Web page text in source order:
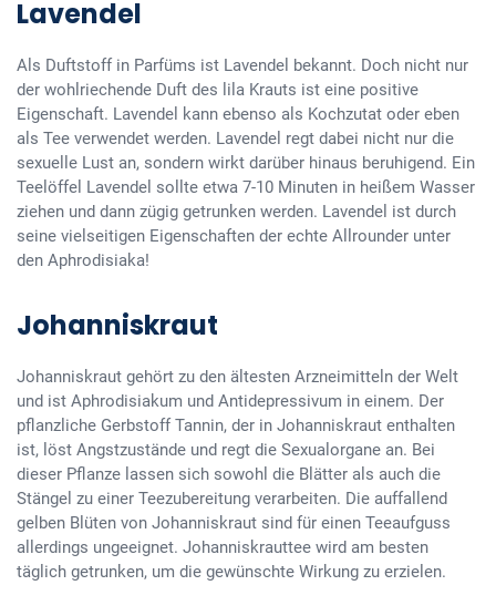
Lavendel
Als Duftstoff in Parfüms ist Lavendel bekannt. Doch nicht nur
der wohlriechende Duft des lila Krauts ist eine positive
Eigenschaft. Lavendel kann ebenso als Kochzutat oder eben
als Tee verwendet werden. Lavendel regt dabei nicht nur die
sexuelle Lust an, sondern wirkt darüber hinaus beruhigend. Ein
Teelöffel Lavendel sollte etwa 7-10 Minuten in heißem Wasser
ziehen und dann zügig getrunken werden. Lavendel ist durch
seine vielseitigen Eigenschaften der echte Allrounder unter
den Aphrodisiaka!
Johanniskraut
Johanniskraut gehört zu den ältesten Arzneimitteln der Welt
und ist Aphrodisiakum und Antidepressivum in einem. Der
pflanzliche Gerbstoff Tannin, der in Johanniskraut enthalten
ist, löst Angstzustände und regt die Sexualorgane an. Bei
dieser Pflanze lassen sich sowohl die Blätter als auch die
Stängel zu einer Teezubereitung verarbeiten. Die auffallend
gelben Blüten von Johanniskraut sind für einen Teeaufguss
allerdings ungeeignet. Johanniskrauttee wird am besten
täglich getrunken, um die gewünschte Wirkung zu erzielen.